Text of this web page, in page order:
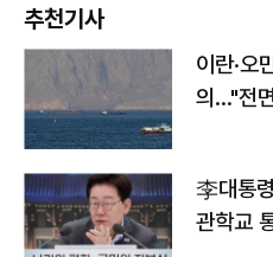
추천기사
이란·오
의…"전
李대통
관학교